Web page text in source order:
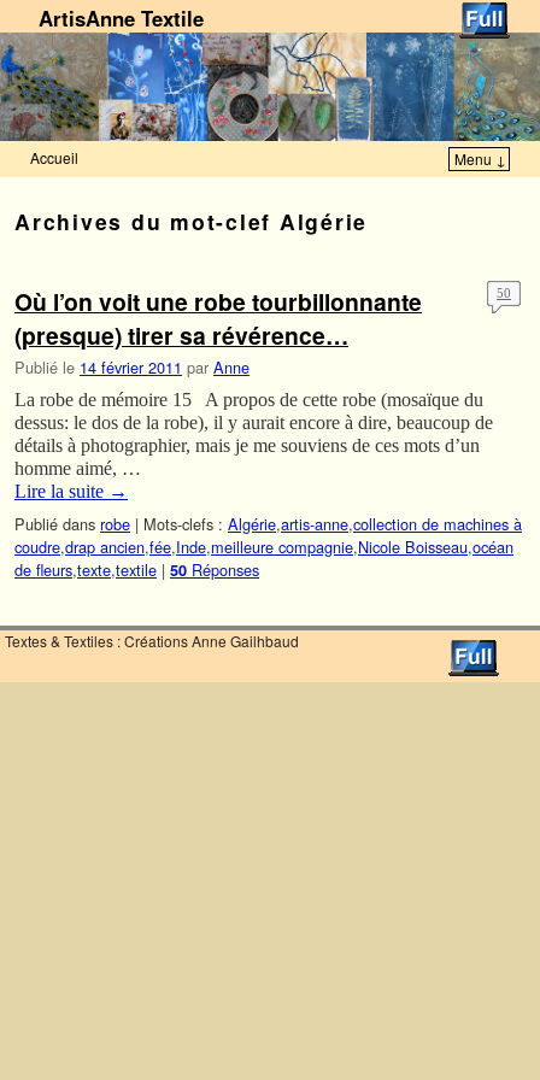
ArtisAnne Textile
Accueil Menu ↓
Archives du mot-clef Algérie
Où l’on voit une robe tourbillonnante
(presque) tirer sa révérence…
Publié le 14 février 2011 par Anne
50
La robe de mémoire 15 A propos de cette robe (mosaïque du
dessus: le dos de la robe), il y aurait encore à dire, beaucoup de
détails à photographier, mais je me souviens de ces mots d’un
homme aimé, …
Lire la suite →
Publié dans robe | Mots-clefs : Algérie,artis-anne,collection de machines à
coudre,drap ancien,fée,Inde,meilleure compagnie,Nicole Boisseau,océan
de fleurs,texte,textile | 50 Réponses
Textes & Textiles : Créations Anne Gailhbaud